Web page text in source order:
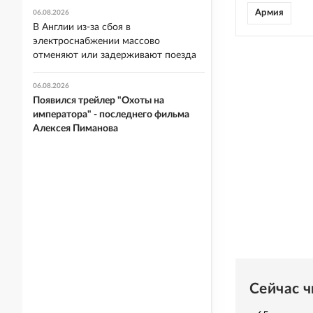
Армия
Сейчас
06.08.2026
В Англии из-за сбоя в
электроснабжении массово
отменяют или задерживают поезда
06.08.2026
Появился трейлер "Охоты на
императора" - последнего фильма
Алексея Пиманова